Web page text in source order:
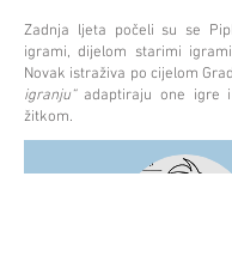
Zadnja ljeta počeli su se
igrami, dijelom starimi
Novak istraživa po cijelom
igranju“adaptiraju one igre
žitkom.